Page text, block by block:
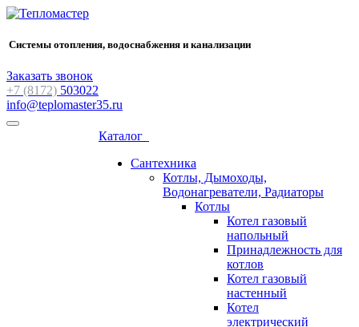
Системы отопления, водоснабжения и канализации
Заказать звонок
+7 (8172) 503022
info@teplomaster35.ru
Каталог
Сантехника
Котлы, Дымоходы,
Водонагреватели, Радиаторы
Котлы
Котел газовый
напольный
Принадлежность для
котлов
Котел газовый
настенный
Котел
электрический